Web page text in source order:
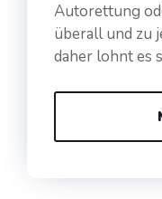
Autorettung
überall und zu
daher lohnt es